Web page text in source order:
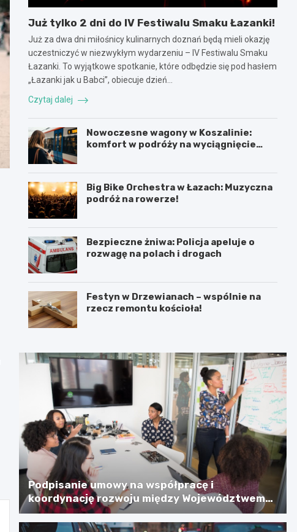
Już tylko 2 dni do IV Festiwalu Smaku Łazanki!
Już za dwa dni miłośnicy kulinarnych doznań będą mieli okazję
uczestniczyć w niezwykłym wydarzeniu – IV Festiwalu Smaku
Łazanki. To wyjątkowe spotkanie, które odbędzie się pod hasłem
„Łazanki jak u Babci”, obiecuje dzień…
Czytaj dalej
Nowoczesne wagony w Koszalinie:
komfort w podróży na wyciągnięcie
Big Bike Orchestra w Łazach: Muzyczna
podróż na rowerze!
Bezpieczne żniwa: Policja apeluje o
rozwagę na polach i drogach
Festyn w Drzewianach – wspólnie na
rzecz remontu kościoła!
Podpisanie umowy na współpracę i
koordynację rozwoju między Województwem
Zachodniopomorskim a Gminą Miastem
Koszalin